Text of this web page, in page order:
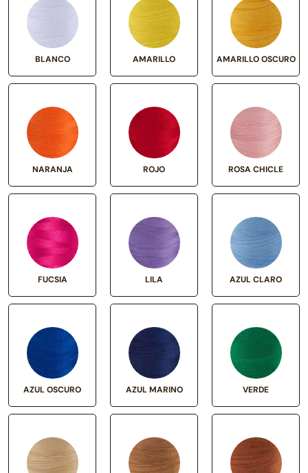
BLANCO AMARILLO AMARILLO OSCURO
NARANJA ROJO ROSA CHICLE
FUCSIA LILA AZUL CLARO
AZUL OSCURO AZUL MARINO VERDE